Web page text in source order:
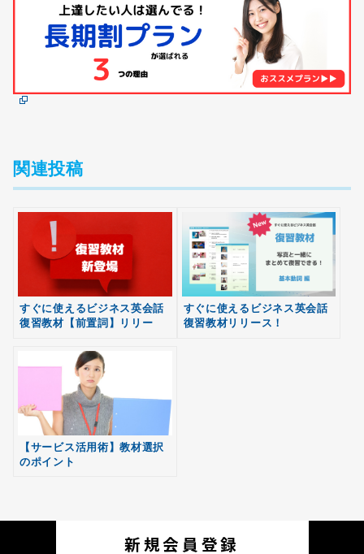
関連投稿
すぐに使えるビジネス英会話
復習教材【前置詞】リリー
すぐに使えるビジネス英会話
復習教材リリース！
【サービス活用術】教材選択
のポイント
新規会員登録